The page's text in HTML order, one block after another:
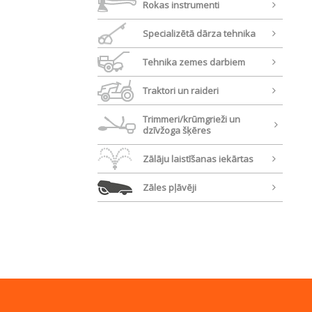
Rokas instrumenti
Specializētā dārza tehnika
Tehnika zemes darbiem
Traktori un raideri
Trimmeri/krūmgrieži un
dzīvžoga šķēres
Zālāju laistīšanas iekārtas
Zāles pļāvēji